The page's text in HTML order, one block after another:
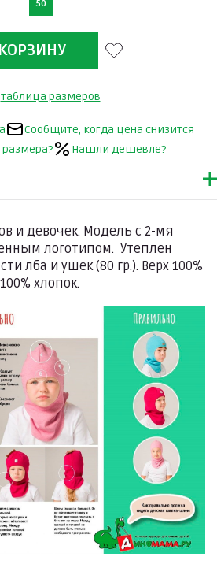
50
таблица размеров
Сообщите, когда цена снизится
размера?
Нашли дешевле?
и девочек. Модель с 2-мя
логотипом. Утеплен
лба и ушек (80 гр.). Верх 100%
хлопок.